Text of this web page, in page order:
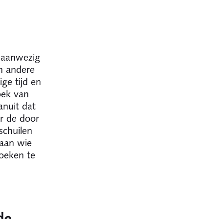
andere
tijd en
van
dat
de door
wie
te